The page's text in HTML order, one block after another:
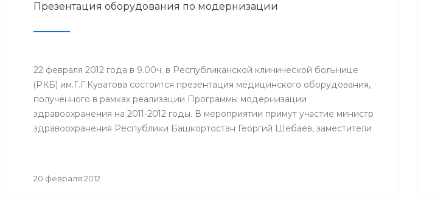
Презентация оборудования по модернизации
22 февраля 2012 года в 9.00ч. в Республиканской клинической больнице
(РКБ) им.Г.Г.Куватова состоится презентация медицинского оборудования,
полученного в рамках реализации Программы модернизации
здравоохранения на 2011-2012 годы. В мероприятии примут участие министр
здравоохранения Республики Башкортостан Георгий Шебаев, заместители
20 февраля 2012